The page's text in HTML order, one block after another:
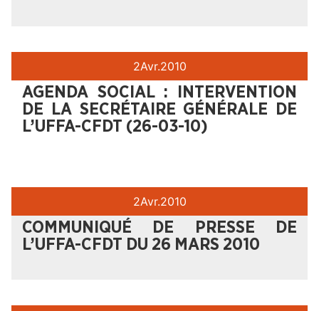
2Avr.2010
AGENDA SOCIAL : INTERVENTION
DE LA SECRÉTAIRE GÉNÉRALE DE
L’UFFA-CFDT (26-03-10)
2Avr.2010
COMMUNIQUÉ DE PRESSE DE
L’UFFA-CFDT DU 26 MARS 2010